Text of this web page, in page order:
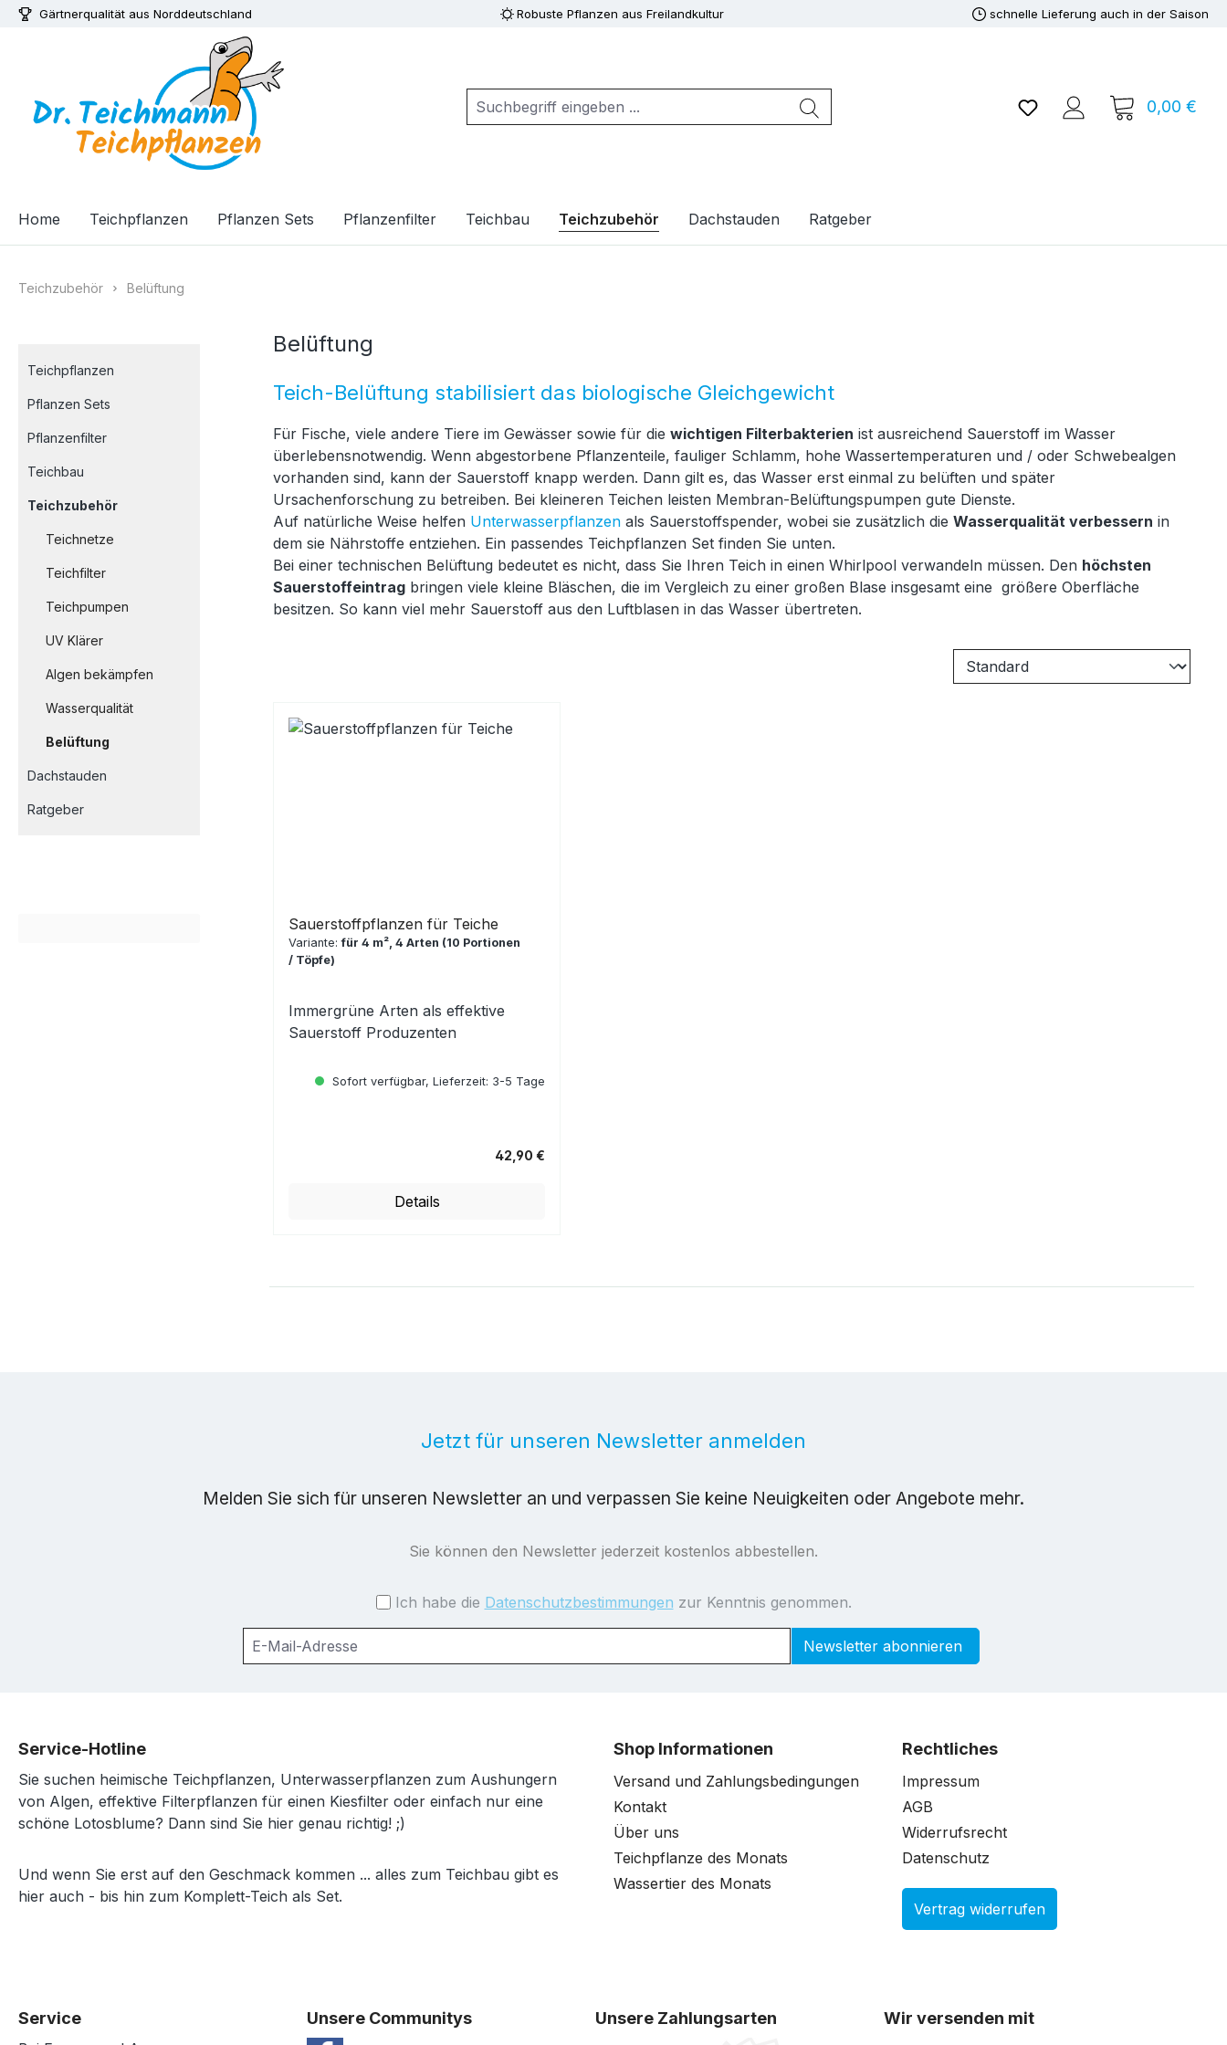
Hauptinhalt springen
Zur Suche springen
Zur Hauptnavigation springen
Gärtnerqualität aus Norddeutschland Robuste Pflanzen aus Freilandkultur schnelle Lieferung auch in der Saison
Du hast 0 Produkte auf
0,00 €
Home Teichpflanzen Pflanzen Sets Pflanzenfilter Teichbau Teichzubehör Dachstauden Ratgeber
Teichzubehör Belüftung
Teichpflanzen
Pflanzen Sets
Pflanzenfilter
Teichbau
Teichzubehör
Teichnetze
Teichfilter
Teichpumpen
UV Klärer
Algen bekämpfen
Wasserqualität
Belüftung
Dachstauden
Ratgeber
Belüftung
Teich-Belüftung stabilisiert das biologische Gleichgewicht
Für Fische, viele andere Tiere im Gewässer sowie für diewichtigen Filterbakterien ist ausreichend Sauerstoff im Wasser
überlebensnotwendig. Wenn abgestorbene Pflanzenteile, fauliger Schlamm, hohe Wassertemperaturen und / oder Schwebealgen
vorhanden sind, kann der Sauerstoff knapp werden. Dann gilt es, das Wasser erst einmal zu belüften und später
Ursachenforschung zu betreiben. Bei kleineren Teichen leisten Membran-Belüftungspumpen gute Dienste.
Auf natürliche Weise helfen Unterwasserpflanzen als Sauerstoffspender, wobei sie zusätzlich dieWasserqualität verbessern in
dem sie Nährstoffe entziehen. Ein passendes Teichpflanzen Set finden Sie unten.
Bei einer technischen Belüftung bedeutet es nicht, dass Sie Ihren Teich in einen Whirlpool verwandeln müssen. Den höchsten
Sauerstoffeintrag bringen viele kleine Bläschen, die im Vergleich zu einer großen Blase insgesamt eine größere Oberfläche
besitzen. So kann viel mehr Sauerstoff aus den Luftblasen in das Wasser übertreten.
Sauerstoffpflanzen für Teiche
Variante:für 4 m², 4 Arten (10 Portionen
/ Töpfe)
Immergrüne Arten als effektive
Sauerstoff Produzenten
Sofort verfügbar, Lieferzeit: 3-5 Tage
42,90 €
Details
Jetzt für unseren Newsletter anmelden
Melden Sie sich für unseren Newsletter an und verpassen Sie keine Neuigkeiten oder Angebote mehr.
Sie können den Newsletter jederzeit kostenlos abbestellen.
Ich habe die Datenschutzbestimmungen zur Kenntnis genommen.
Newsletter abonnieren
Service-Hotline
Sie suchen heimische Teichpflanzen, Unterwasserpflanzen zum Aushungern
von Algen, effektive Filterpflanzen für einen Kiesfilter oder einfach nur eine
schöne Lotosblume? Dann sind Sie hier genau richtig! ;)
Und wenn Sie erst auf den Geschmack kommen ... alles zum Teichbau gibt es
hier auch - bis hin zum Komplett-Teich als Set.
Shop Informationen
Versand und Zahlungsbedingungen
Kontakt
Über uns
Teichpflanze des Monats
Wassertier des Monats
Rechtliches
Impressum
AGB
Widerrufsrecht
Datenschutz
Vertrag widerrufen
Service Unsere Communitys Unsere Zahlungsarten Wir versenden mit